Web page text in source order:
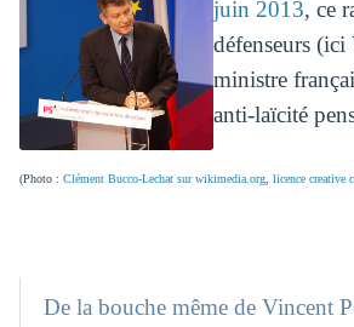
juin 2013, ce
défenseurs
ministre
anti-laïcité
(Photo : Clément Bucco-Lechat sur wikimedia.org, licence creative
De la bouche même de Vincent